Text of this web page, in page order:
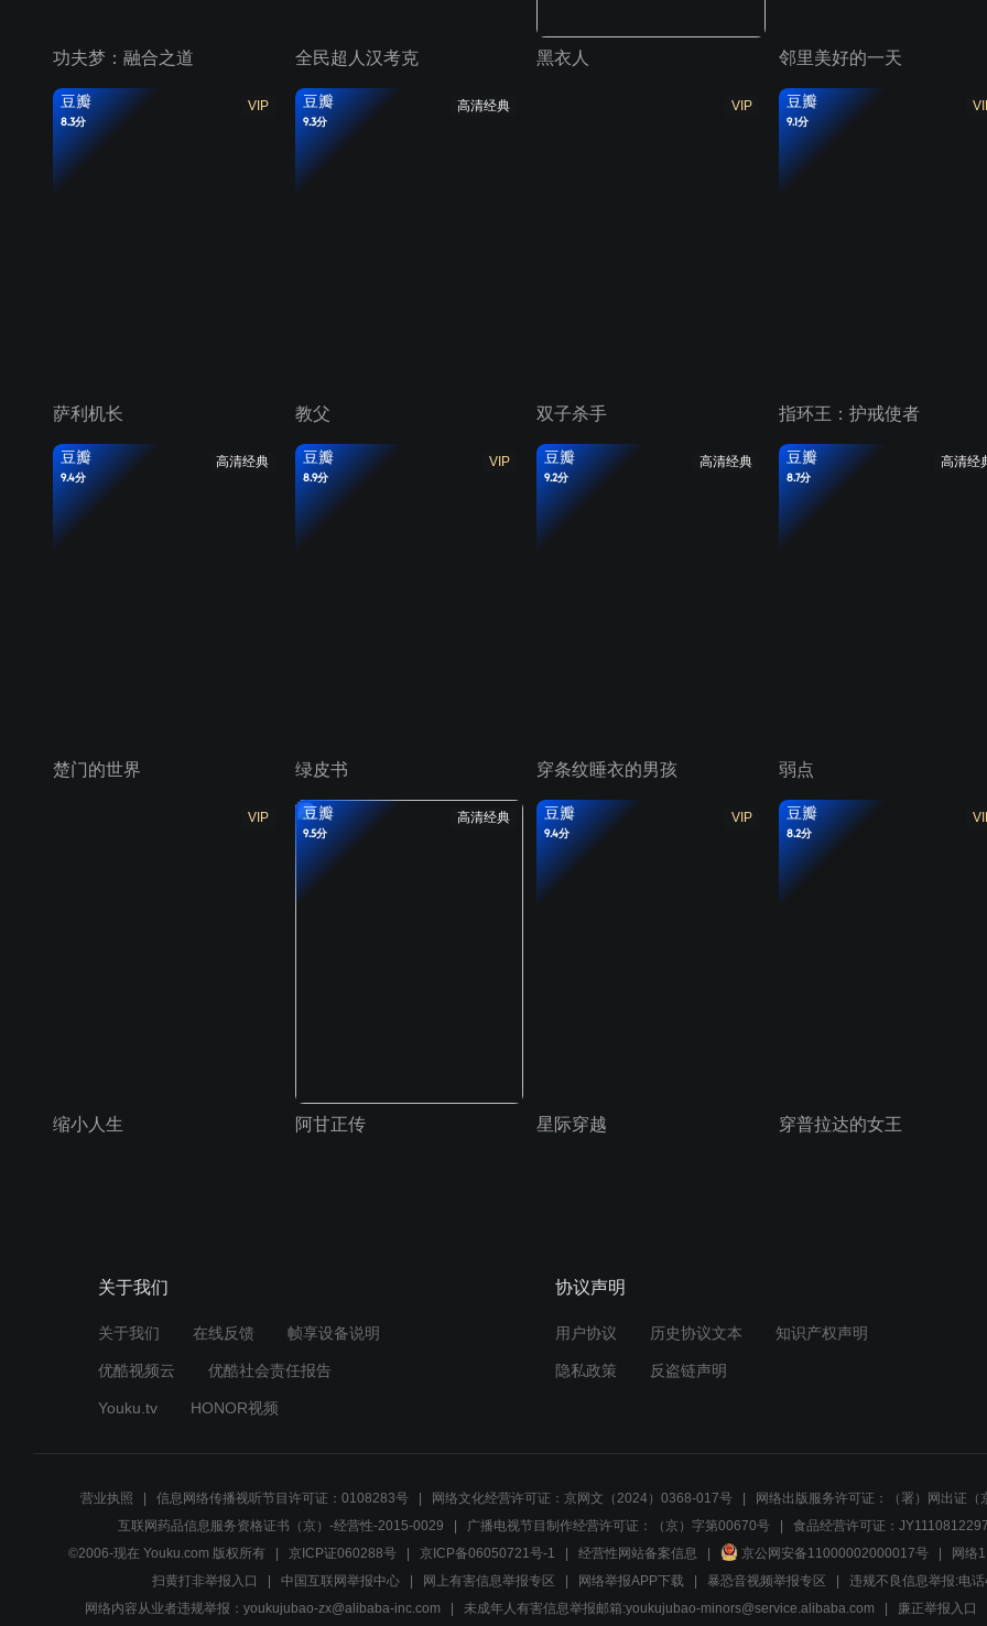
功夫梦：融合之道 全民超人汉考克 黑衣人 邻里美好的一天
VIP
豆瓣
8.3分
萨利机长
高清经典
豆瓣
9.3分
教父
VIP
双子杀手
豆瓣
9.1分
指环王：护戒使者
高清经典
豆瓣
9.4分
楚门的世界
VIP
豆瓣
8.9分
绿皮书
高清经典
豆瓣
9.2分
穿条纹睡衣的男孩
高清经
豆瓣
8.7分
弱点
VIP
缩小人生
高清经典
豆瓣
9.5分
阿甘正传
VIP
豆瓣
9.4分
星际穿越
豆瓣
8.2分
穿普拉达的女王
关于我们
关于我们 在线反馈 帧享设备说明
优酷视频云 优酷社会责任报告
Youku.tv HONOR视频
协议声明
用户协议 历史协议文本 知识产权声明
隐私政策 反盗链声明
营业执照 信息网络传播视听节目许可证：0108283号 网络文化经营许可证：京网文（2024）0368-017号 网络出版服务许可证：（署）网出证（
互联网药品信息服务资格证书（京）-经营性-2015-0029
广播电视节目制作经营许可证：（京）字第00670号 食品经营许可证：
©2006-现在 Youku.com 版权所有
京ICP证060288号 京ICP备06050721号-1 经营性网站备案信息 京公网安备11000002000017号 网络
扫黄打非举报入口
中国互联网举报中心 网上有害信息举报专区 网络举报APP下载 暴恐音视频举报专区
违规不良信息举报:电
网络内容从业者违规举报：youkujubao-zx@alibaba-inc.com
未成年人有害信息举报邮箱:youkujubao-minors@service.alibaba.com 廉正举报入口